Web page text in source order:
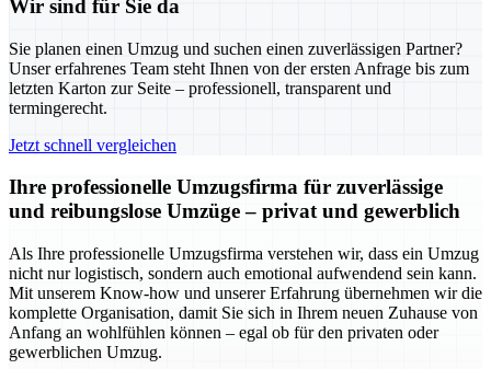
Wir sind für Sie da
Sie planen einen Umzug und suchen einen zuverlässigen Partner?
Unser erfahrenes Team steht Ihnen von der ersten Anfrage bis zum
letzten Karton zur Seite – professionell, transparent und
termingerecht.
Jetzt schnell vergleichen
Ihre professionelle Umzugsfirma für zuverlässige
und reibungslose Umzüge – privat und gewerblich
Als Ihre professionelle Umzugsfirma verstehen wir, dass ein Umzug
nicht nur logistisch, sondern auch emotional aufwendend sein kann.
Mit unserem Know-how und unserer Erfahrung übernehmen wir die
komplette Organisation, damit Sie sich in Ihrem neuen Zuhause von
Anfang an wohlfühlen können – egal ob für den privaten oder
gewerblichen Umzug.